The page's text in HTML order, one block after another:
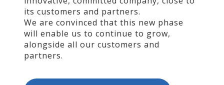
its customers and partners.
We are convinced that this new phase
will enable us to continue to grow,
alongside all our customers and
partners.